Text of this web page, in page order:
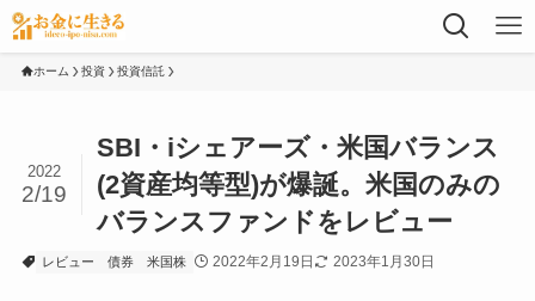
ホーム 投資 投資信託
SBI・iシェアーズ・米国バランス
(2資産均等型)が爆誕。米国のみの
バランスファンドをレビュー
2022
2/19
レビュー 債券 米国株 2022年2月19日 2023年1月30日